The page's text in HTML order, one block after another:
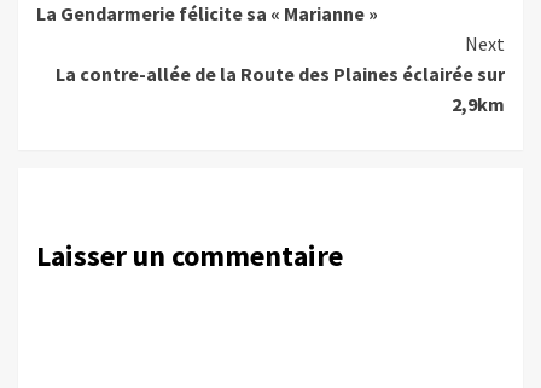
Reading
La Gendarmerie félicite sa « Marianne »
Next
La contre-allée de la Route des Plaines éclairée sur
2,9km
Laisser un commentaire